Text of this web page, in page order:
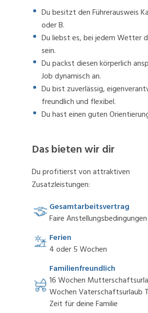
Du besitzt den Führerausweis
oder B.
Du liebst es, bei jedem Wetter
sein.
Du packst diesen körperlich
Job dynamisch an.
Du bist zuverlässig,
freundlich und flexibel.
Du hast einen guten
Das bieten wir dir
Du profitierst von attraktiven
Zusatzleistungen:
Gesamtarbeitsvertrag
Faire Anstellungsbedingungen
Ferien
4 oder 5 Wochen
Familienfreundlich
16 Wochen
Wochen Vaterschaftsurlaub
Zeit für deine Familie